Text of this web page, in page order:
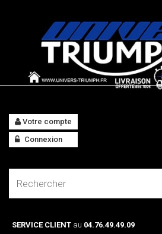
Votre compte
Connexion
SERVICE CLIENT au 04.76.49.49.09